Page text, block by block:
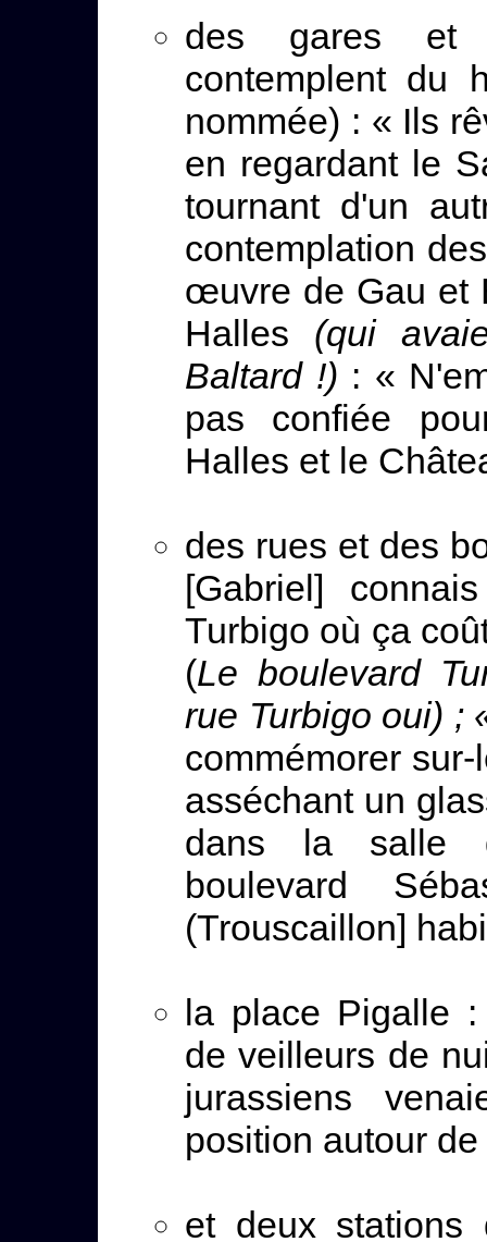
des gares et
contemplent du
nommée) : « Ils
en regardant le
tournant d'un
contemplation
œuvre de Gau et
Halles (qui
Baltard !) : «
pas confiée
Halles et le
des rues et des
[Gabriel]
Turbigo où ça
(Le boulevard
rue Turbigo oui) ;
commémorer
asséchant un
dans la salle
boulevard
(Trouscaillon]
la place Pigalle
de veilleurs de
jurassiens
position autour
et deux stations